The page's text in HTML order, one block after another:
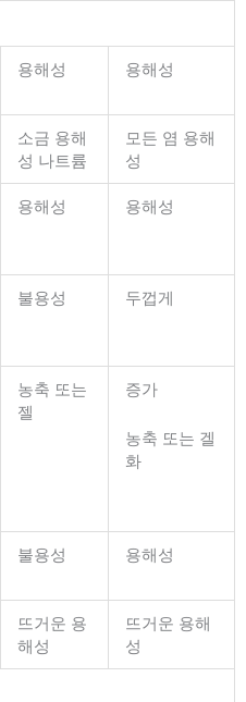
용해성 용해성
소금 용해
성 나트륨
모든 염 용해
성
용해성 용해성
불용성 두껍게
농축 또는
젤
증가
농축 또는 겔
화
불용성 용해성
뜨거운 용
해성
뜨거운 용해
성